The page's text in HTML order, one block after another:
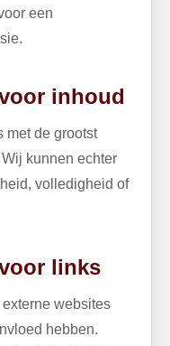
een
inhoud
met de grootst
kunnen echter
volledigheid of
links
websites
hebben.